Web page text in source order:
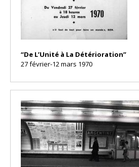
“De L’Unité à La Détérioration”
27 février-12 mars 1970